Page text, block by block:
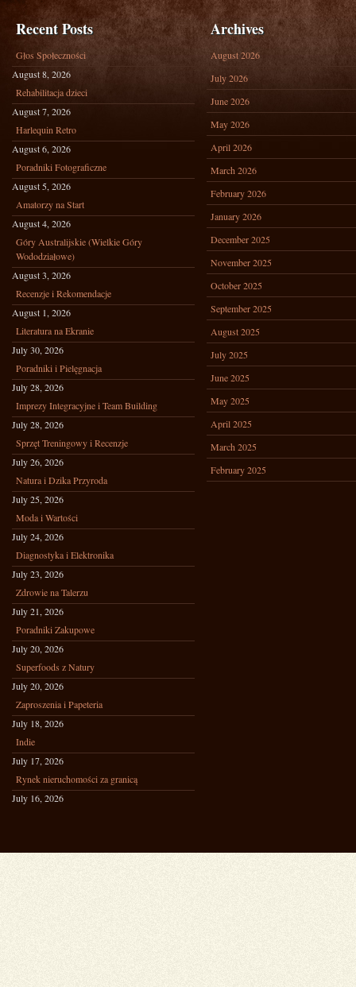
Recent Posts
Głos Społeczności
August 8, 2026
Rehabilitacja dzieci
August 7, 2026
Harlequin Retro
August 6, 2026
Poradniki Fotograficzne
August 5, 2026
Amatorzy na Start
August 4, 2026
Góry Australijskie (Wielkie Góry
Wododziałowe)
August 3, 2026
Recenzje i Rekomendacje
August 1, 2026
Literatura na Ekranie
July 30, 2026
Poradniki i Pielęgnacja
July 28, 2026
Imprezy Integracyjne i Team Building
July 28, 2026
Sprzęt Treningowy i Recenzje
July 26, 2026
Natura i Dzika Przyroda
July 25, 2026
Moda i Wartości
July 24, 2026
Diagnostyka i Elektronika
July 23, 2026
Zdrowie na Talerzu
July 21, 2026
Poradniki Zakupowe
July 20, 2026
Superfoods z Natury
July 20, 2026
Zaproszenia i Papeteria
July 18, 2026
Indie
July 17, 2026
Rynek nieruchomości za granicą
July 16, 2026
Archives
August 2026
July 2026
June 2026
May 2026
April 2026
March 2026
February 2026
January 2026
December 2025
November 2025
October 2025
September 2025
August 2025
July 2025
June 2025
May 2025
April 2025
March 2025
February 2025